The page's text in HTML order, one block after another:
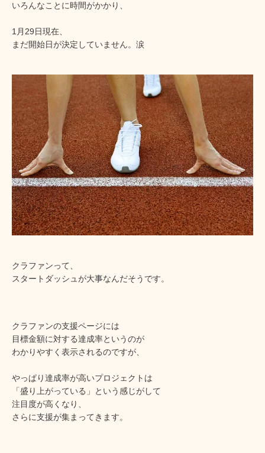
いろんなことに時間がかかり、
1月29日現在、
まだ開始日が決定していません。涙
クラファンって、
スタートダッシュが大事なんだそうです。
クラファンの支援ページには
目標金額に対する達成率というのが
わかりやすく表示されるのですが、
やっぱり達成率が高いプロジェクトは
「盛り上がっている」という感じがして
注目度が高くなり、
さらに支援が集まってきます。